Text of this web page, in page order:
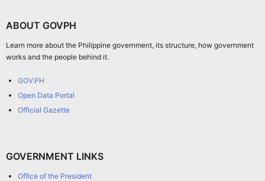
ABOUT GOVPH
Learn more about the Philippine government, its structure, how government
works and the people behind it.
GOV.PH
Open Data Portal
Official Gazette
GOVERNMENT LINKS
Office of the President